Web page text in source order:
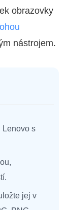
obrazovky
nástrojem.
Lenovo s
jej v